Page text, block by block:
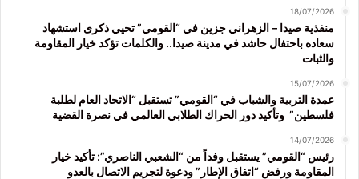
18/07/2026
منفذية صيدا – الزهراني جزين في “القومي” تحيي ذكرى استشهاد
سعاده باحتفال حاشد في مدينة صيدا.. والكلمات تؤكد خيار المقاومة
والثبات
15/07/2026
عمدة التربية والشباب في “القومي” تستقبل “الاتحاد العام لطلبة
فلسطين” وتأكيد دور الحراك الطلابي العالمي في نصرة القضية
14/07/2026
رئيس “القومي” يستقبل وفداً من “الشعبي الناصري”: تأكيد خيار
المقاومة ورفض “اتفاق الإطار” ودعوة لتجريم الاتصال بالعدو